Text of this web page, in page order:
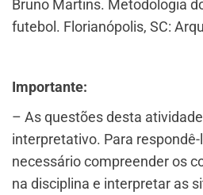
Bruno Martins. Metodologia
futebol. Florianópolis, SC:
Importante:
– As questões desta
interpretativo. Para
necessário compreender os
na disciplina e interpretar as